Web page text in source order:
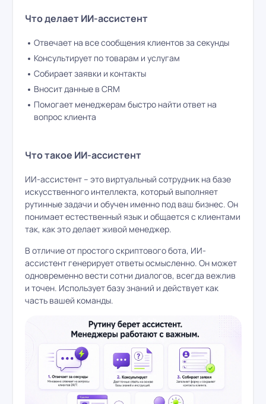
Что делает ИИ-ассистент
Отвечает на все сообщения клиентов за секунды
Консультирует по товарам и услугам
Собирает заявки и контакты
Вносит данные в CRM
Помогает менеджерам быстро найти ответ на
вопрос клиента
Что такое ИИ-ассистент
ИИ-ассистент – это виртуальный сотрудник на базе
искусственного интеллекта, который выполняет
рутинные задачи и обучен именно под ваш бизнес. Он
понимает естественный язык и общается с клиентами
так, как это делает живой менеджер.
В отличие от простого скриптового бота, ИИ-
ассистент генерирует ответы осмысленно. Он может
одновременно вести сотни диалогов, всегда вежлив
и точен. Использует базу знаний и действует как
часть вашей команды.